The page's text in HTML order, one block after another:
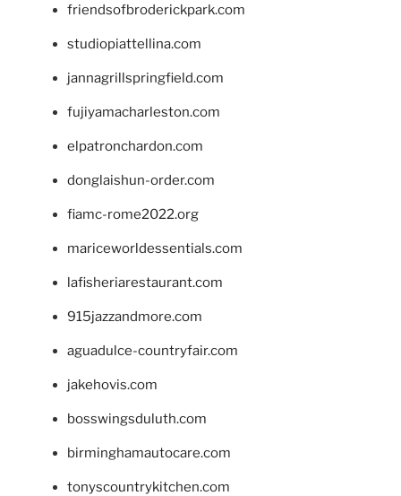
friendsofbroderickpark.com
studiopiattellina.com
jannagrillspringfield.com
fujiyamacharleston.com
elpatronchardon.com
donglaishun-order.com
fiamc-rome2022.org
mariceworldessentials.com
lafisheriarestaurant.com
915jazzandmore.com
aguadulce-countryfair.com
jakehovis.com
bosswingsduluth.com
birminghamautocare.com
tonyscountrykitchen.com